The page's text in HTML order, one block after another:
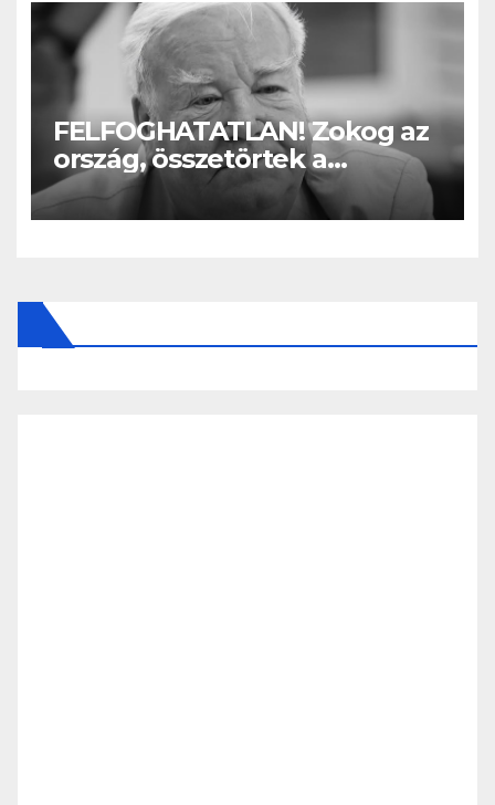
FELFOGHATATLAN! Zokog az
ország, összetörtek a
rajongók: Most jelentették be
a szomorú hírt Gálvölgyi